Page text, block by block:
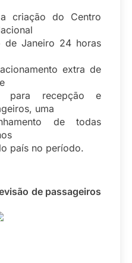
criação do Centro
de Janeiro 24 horas
extra de
para recepção e
uma
de todas
país no período.
de passageiros